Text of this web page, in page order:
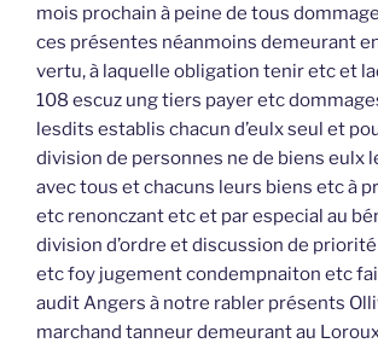
mois prochain à peine de tous
ces présentes néanmoins demeurant
vertu, à laquelle obligation tenir etc et
108 escuz ung tiers payer etc
lesdits establis chacun d’eulx seul et
division de personnes ne de biens eulx
avec tous et chacuns leurs biens etc à
etc renonczant etc et par especial au
division d’ordre et discussion de
etc foy jugement condempnaiton etc
audit Angers à notre rabler présents
marchand tanneur demeurant au